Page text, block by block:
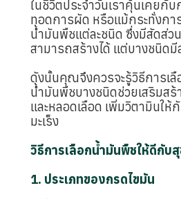
ในชีวิตประจำวันเราคุ้นเคยกั
ทอดการผัด หรือแม้กระทั่งก
น้ำมันพืชแต่ละชนิด ซึ่งมีสัดส่ว
สามารถสร้างได้ แต่บางชนิด
ดังนั้นคุณจึงควรจะรู้วิธีการเ
น้ำมันพืชบางชนิดช่วยเสริมสร้
และหลอดเลือด เพิ่มวิตามินใ
มะเร็ง
วิธีการเลือกน้ำมันพืชให้ดีกับ
1. ประเภทของกรดไขมัน